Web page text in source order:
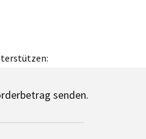
senden.